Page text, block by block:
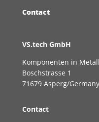
Contact
VS.tech GmbH
Komponenten in
Boschstrasse 1
71679 Asperg/Germany
Contact